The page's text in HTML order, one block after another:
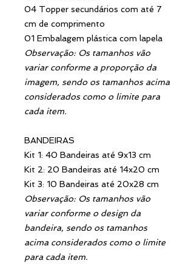
04 Topper secundários com até 7
cm de comprimento
01 Embalagem plástica com lapela
Observação: Os tamanhos vão
variar conforme a proporção da
imagem, sendo os tamanhos acima
considerados como o limite para
cada item.
BANDEIRAS
Kit 1: 40 Bandeiras até 9x13 cm
Kit 2: 20 Bandeiras até 14x20 cm
Kit 3: 10 Bandeiras até 20x28 cm
Observação: Os tamanhos vão
variar conforme o design da
bandeira, sendo os tamanhos
acima considerados como o limite
para cada item.